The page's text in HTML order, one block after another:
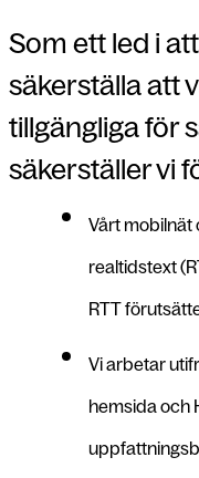
Som ett led i
säkerställa att
tillgängliga för
säkerställer vi
Vårt mobilnät
realtidstext
RTT
Vi arbetar
hemsida och